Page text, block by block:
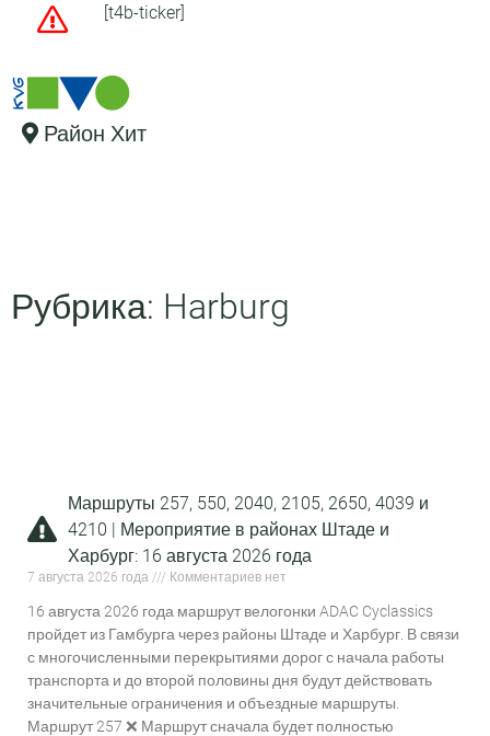
[t4b-ticker]
Район Хит
Рубрика: Harburg
Маршруты 257, 550, 2040, 2105, 2650, 4039 и
4210 | Мероприятие в районах Штаде и
Харбург: 16 августа 2026 года
7 августа 2026 года Комментариев нет
16 августа 2026 года маршрут велогонки ADAC Cyclassics
пройдет из Гамбурга через районы Штаде и Харбург. В связи
с многочисленными перекрытиями дорог с начала работы
транспорта и до второй половины дня будут действовать
значительные ограничения и объездные маршруты.
Маршрут 257 ❌ Маршрут сначала будет полностью